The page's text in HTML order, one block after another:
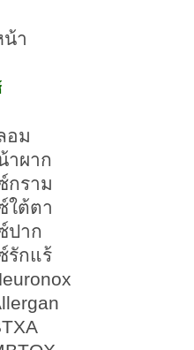
า
อม
าผาก
กราม
ใต้ตา
ปาก
รักแร้
Emface เจ็บไหม
Emface มีผล
Emface ควร
Emface ควร
Prime VS